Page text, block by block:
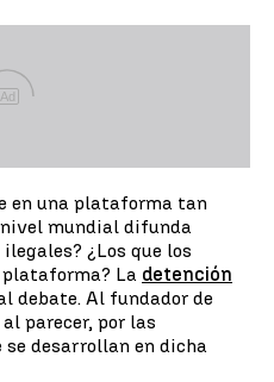
Ad
en una plataforma tan
mundial difunda
¿Los que los
La detención
debate. Al fundador de
parecer, por las
se desarrollan en dicha